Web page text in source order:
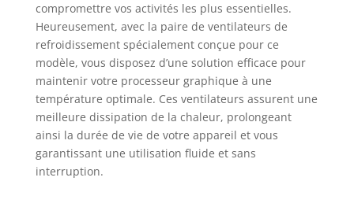
compromettre vos activités les plus essentielles.
Heureusement, avec la paire de ventilateurs de
refroidissement spécialement conçue pour ce
modèle, vous disposez d’une solution efficace pour
maintenir votre processeur graphique à une
température optimale. Ces ventilateurs assurent une
meilleure dissipation de la chaleur, prolongeant
ainsi la durée de vie de votre appareil et vous
garantissant une utilisation fluide et sans
interruption.